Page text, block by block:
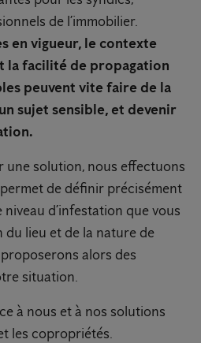
de l’immobilier.
en vigueur, le contexte
la facilité de propagation
peuvent vite faire de la
sujet sensible, et devenir
une solution, nous effectuons
de définir précisément
d’infestation que vous
lieu et de la nature de
alors des
situation.
à nous et à nos solutions
les copropriétés.